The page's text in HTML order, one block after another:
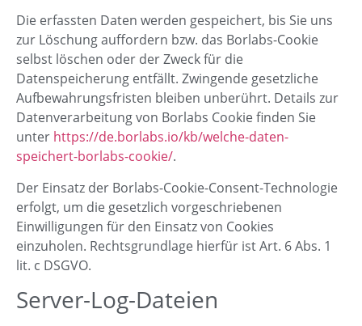
Die erfassten Daten werden gespeichert, bis Sie uns
zur Löschung auffordern bzw. das Borlabs-Cookie
selbst löschen oder der Zweck für die
Datenspeicherung entfällt. Zwingende gesetzliche
Aufbewahrungsfristen bleiben unberührt. Details zur
Datenverarbeitung von Borlabs Cookie finden Sie
unter https://de.borlabs.io/kb/welche-daten-
speichert-borlabs-cookie/.
Der Einsatz der Borlabs-Cookie-Consent-Technologie
erfolgt, um die gesetzlich vorgeschriebenen
Einwilligungen für den Einsatz von Cookies
einzuholen. Rechtsgrundlage hierfür ist Art. 6 Abs. 1
lit. c DSGVO.
Server-Log-Dateien